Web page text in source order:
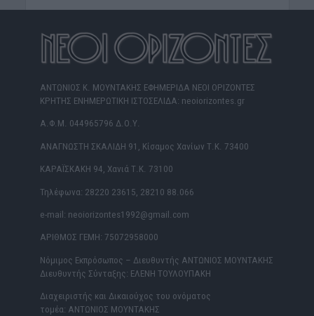
ΑΝΤΩΝΙΟΣ Κ. ΜΟΥΝΤΑΚΗΣ ΕΦΗΜΕΡΙΔΑ ΝΕΟΙ ΟΡΙΖΟΝΤΕΣ
ΚΡΗΤΗΣ ΕΝΗΜΕΡΩΤΙΚΗ ΙΣΤΟΣΕΛΙΔΑ: neoiorizontes.gr
Α.Φ.Μ. 044965796 Δ.Ο.Υ.
ΑΝΑΓΝΩΣΤΗ ΣΚΑΛΙΔΗ 91, Κίσαμος Χανίων Τ.Κ. 73400
ΚΑΡΑΪΣΚΑΚΗ 94, Χανιά Τ.Κ. 73100
Τηλέφωνα: 28220 23615, 28210 88.066
e-mail: neoiorizontes1992@gmail.com
ΑΡΙΘΜΟΣ ΓΕΜΗ: 75072958000
Νόμιμος Εκπρόσωπος – Διευθυντής ΑΝΤΩΝΙΟΣ ΜΟΥΝΤΑΚΗΣ
Διευθυντής Σύνταξης: ΕΛΕΝΗ ΤΟΥΛΟΥΠΑΚΗ
Διαχειριστής και Δικαιούχος του ονόματος
τομέα: ΑΝΤΩΝΙΟΣ ΜΟΥΝΤΑΚΗΣ